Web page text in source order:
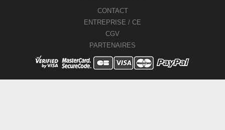
CONTACT
ENTREPRISE / CE
CGV
PARTENAIRES